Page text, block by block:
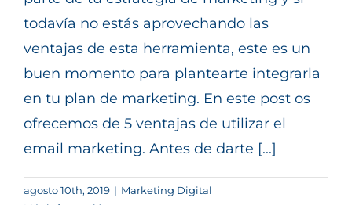
todavía no estás aprovechando las
ventajas de esta herramienta, este es un
buen momento para plantearte integrarla
en tu plan de marketing. En este post os
ofrecemos de 5 ventajas de utilizar el
email marketing. Antes de darte [...]
agosto 10th, 2019 | Marketing Digital